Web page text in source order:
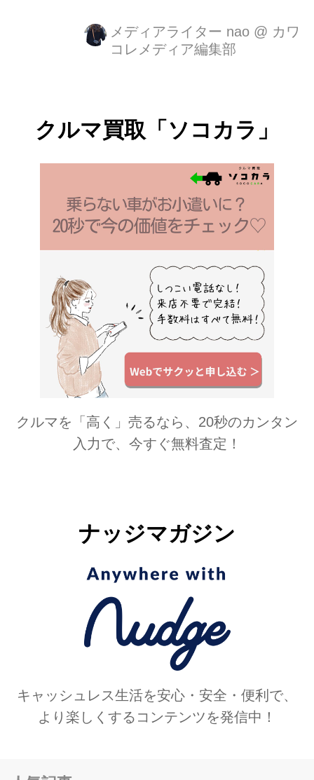
メディアライター nao @ カワ
コレメディア編集部
クルマ買取「ソコカラ」
クルマを「高く」売るなら、20秒のカンタン
入力で、今すぐ無料査定！
ナッジマガジン
キャッシュレス生活を安心・安全・便利で、
より楽しくするコンテンツを発信中！